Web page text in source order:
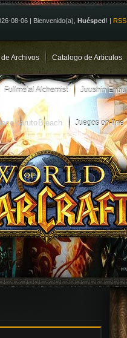
08-06| Bienvenido(a) Huésped! | RSS
Archivos Catalogo de Articulos
Fullmetal Alchemist Juushin Enbu
Naruto Bleach Juegos on-line